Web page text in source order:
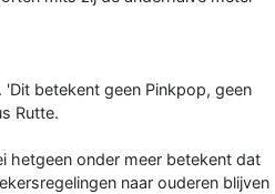
betekent geen Pinkpop, geen
Rutte.
hetgeen onder meer betekent dat
naar ouderen blijven